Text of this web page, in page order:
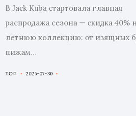
В Jack Kuba стартовала главная
распродажа сезона — скидка 40%
летнюю коллекцию: от изящных
пижам...
TOP 2025-07-30